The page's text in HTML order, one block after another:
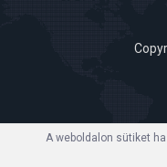
A weboldalon sütiket